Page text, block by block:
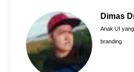
k
r
e
s
t
A
p
Dimas
Anak UI
branding